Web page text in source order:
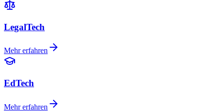
LegalTech
Mehr erfahren
EdTech
Mehr erfahren